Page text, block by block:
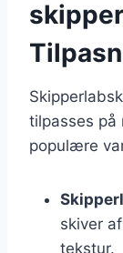
tilpasses på
populære
skiver
tekstur.